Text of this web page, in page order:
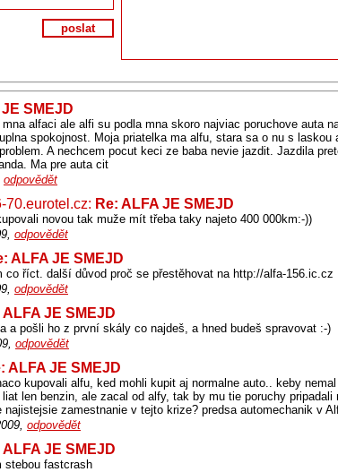
poslat
SMEJD
mna alfaci ale alfi su podla mna skoro najviac poruchove auta
spokojnost. Moja priatelka ma alfu, stara sa o nu s laskou
A nechcem pocut keci ze baba nevie jazdit. Jazdila
Ma pre auta cit
odpovědět
70.eurotel.cz: Re: ALFA JE SMEJD
novou tak muže mít třeba taky najeto 400 000km:-))
odpovědět
ALFA JE SMEJD
co říct. další důvod proč se přestěhovat na http://alfa-156.ic.cz
odpovědět
ALFA JE SMEJD
a pošli ho z první skály co najdeš, a hned budeš spravovat :-)
odpovědět
ALFA JE SMEJD
kupovali alfu, ked mohli kupit aj normalne auto.. keby
liat len benzin, ale zacal od alfy, tak by mu tie poruchy
najistejsie zamestnanie v tejto krize? predsa automechanik v
odpovědět
ALFA JE SMEJD
stebou fastcrash